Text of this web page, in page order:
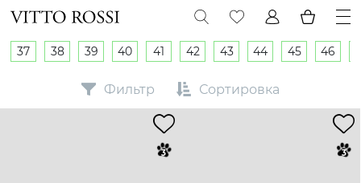
37 38 39 40 41 42 43 44 45 46
Фильтр Сортировка